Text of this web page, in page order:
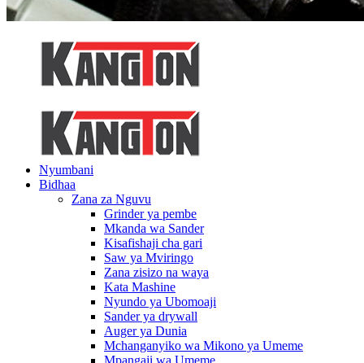
Nyumbani
Bidhaa
Zana za Nguvu
Grinder ya pembe
Mkanda wa Sander
Kisafishaji cha gari
Saw ya Mviringo
Zana zisizo na waya
Kata Mashine
Nyundo ya Ubomoaji
Sander ya drywall
Auger ya Dunia
Mchanganyiko wa Mikono ya Umeme
Mpangaji wa Umeme